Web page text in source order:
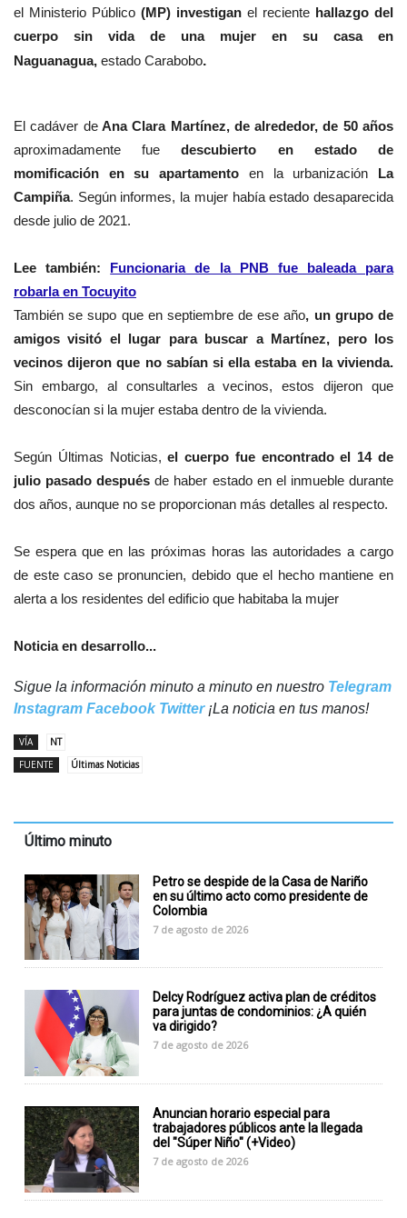
el Ministerio Público (MP) investigan el reciente hallazgo del
cuerpo sin vida de una mujer en su casa en
Naguanagua, estado Carabobo.
El cadáver deAna Clara Martínez, de alrededor, de 50 años
aproximadamente fue descubierto en estado de
momificación en su apartamento en la urbanización La
Campiña. Según informes, la mujer había estado desaparecida
desde julio de 2021.
Lee también: Funcionaria de la PNB fue baleada para
robarla en Tocuyito
También se supo que en septiembre de ese año, un grupo de
amigos visitó el lugar para buscar a Martínez, pero los
vecinos dijeron que no sabían si ella estaba en la vivienda.
Sin embargo, al consultarles a vecinos, estos dijeron que
desconocían si la mujer estaba dentro de la vivienda.
Según Últimas Noticias,el cuerpo fue encontrado el 14 de
julio pasado después de haber estado en el inmueble durante
dos años, aunque no se proporcionan más detalles al respecto.
Se espera que en las próximas horas las autoridades a cargo
de este caso se pronuncien, debido que el hecho mantiene en
alerta a los residentes del edificio que habitaba la mujer
Noticia en desarrollo...
Sigue la información minuto a minuto en nuestro Telegram
Instagram Facebook Twitter¡La noticia en tus manos!
VÍA
NT
FUENTE
Últimas Noticias
Último minuto
Petro se despide de la Casa de Nariño
en su último acto como presidente de
Colombia
7 de agosto de 2026
Delcy Rodríguez activa plan de créditos
para juntas de condominios: ¿A quién
va dirigido?
7 de agosto de 2026
Anuncian horario especial para
trabajadores públicos ante la llegada
del "Súper Niño" (+Video)
7 de agosto de 2026